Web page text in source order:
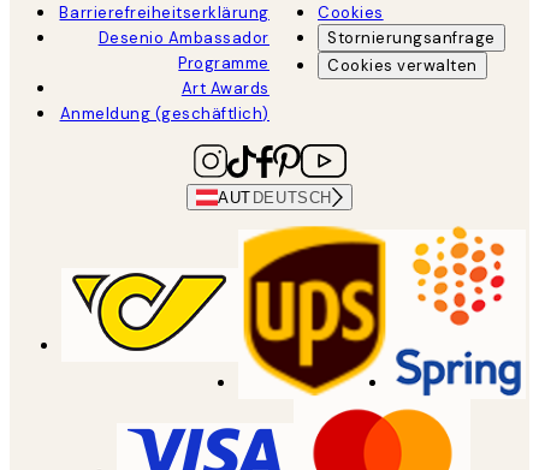
Barrierefreiheitserklärung
Desenio Ambassador
Programme
Art Awards
Anmeldung (geschäftlich)
Cookies
Stornierungsanfrage
Cookies verwalten
AUT DEUTSCH